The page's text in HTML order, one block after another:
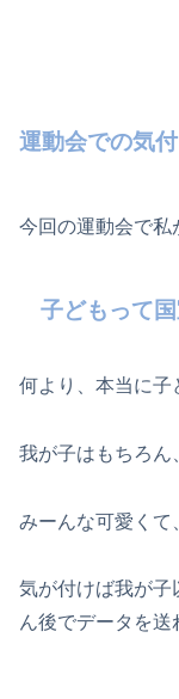
運動会での気
今回の運動会で私
子どもって国
何より、本当に子
我が子はもちろん
みーんな可愛くて
気が付けば我が子
ん後でデータを送